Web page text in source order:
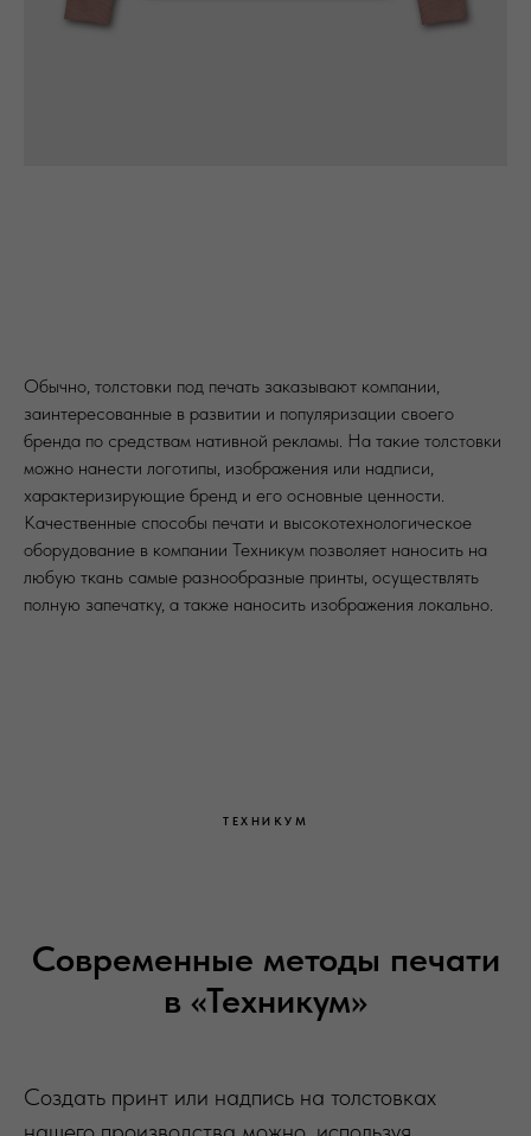
Обычно, толстовки под печать заказывают компании,
заинтересованные в развитии и популяризации своего
бренда по средствам нативной рекламы. На такие толстовки
можно нанести логотипы, изображения или надписи,
характеризирующие бренд и его основные ценности.
Качественные способы печати и высокотехнологическое
оборудование в компании Техникум позволяет наносить на
любую ткань самые разнообразные принты, осуществлять
полную запечатку, а также наносить изображения локально.
ТЕХНИКУМ
Современные методы печати
в «Техникум»
Создать принт или надпись на толстовках